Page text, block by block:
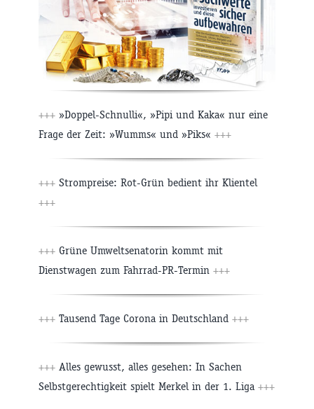
+++ »Doppel-Schnulli«, »Pipi und Kaka« nur eine
Frage der Zeit: »Wumms« und »Piks« +++
+++ Strompreise: Rot-Grün bedient ihr Klientel
+++
+++ Grüne Umweltsenatorin kommt mit
Dienstwagen zum Fahrrad-PR-Termin +++
+++ Tausend Tage Corona in Deutschland +++
+++ Alles gewusst, alles gesehen: In Sachen
Selbstgerechtigkeit spielt Merkel in der 1. Liga +++